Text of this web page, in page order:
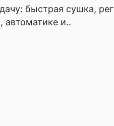
быстрая сушка,
автоматике и..